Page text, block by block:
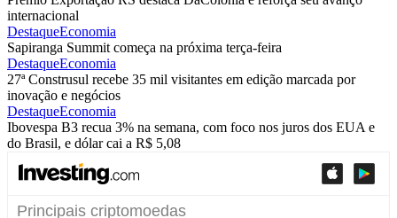
internacional
DestaqueEconomia
Sapiranga Summit começa na próxima terça-feira
DestaqueEconomia
27ª Construsul recebe 35 mil visitantes em edição marcada por
inovação e negócios
DestaqueEconomia
Ibovespa B3 recua 3% na semana, com foco nos juros dos EUA e
do Brasil, e dólar cai a R$ 5,08